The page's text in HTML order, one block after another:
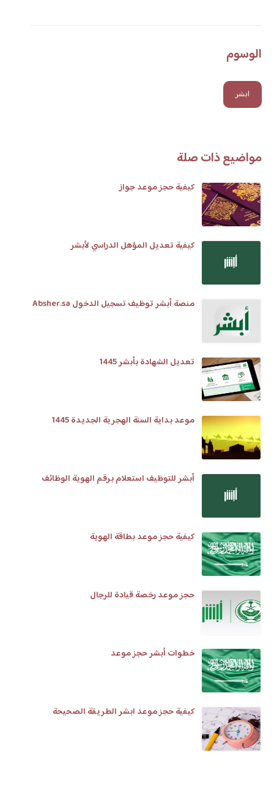
الوسوم
ابشر
مواضيع ذات صلة
كيفية حجز موعد جواز
كيفية تعديل المؤهل الدراسي لأبشر
منصة أبشر توظيف تسجيل الدخول Absher.sa
تعديل الشهادة بأبشر 1445
موعد بداية السنة الهجرية الجديدة 1445
أبشر للتوظيف استعلام برقم الهوية الوظائف
كيفية حجز موعد بطاقة الهوية
حجز موعد رخصة قيادة للرجال
خطوات أبشر حجز موعد
كيفية حجز موعد ابشر الطريقة الصحيحة